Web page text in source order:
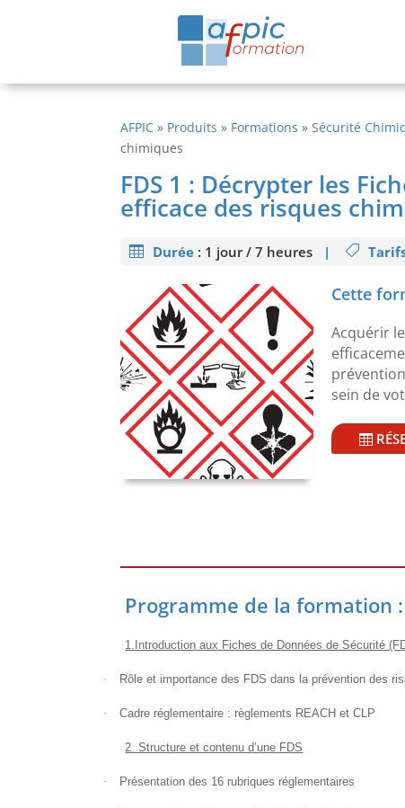
AFPIC » Produits » Formations »Sécurité
chimiques
FDS 1 : Décrypter les
efficace des risques
Durée : 1 jour / 7 heures |
Cette
Acquérir
sein de
Programme de la formation :
1.Introduction aux Fiches de Données de Sécurité
· Rôle et importance des FDS dans la prévention des
· Cadre réglementaire : règlements REACH et CLP
2. Structure et contenu d’une FDS
· Présentation des 16 rubriques réglementaires